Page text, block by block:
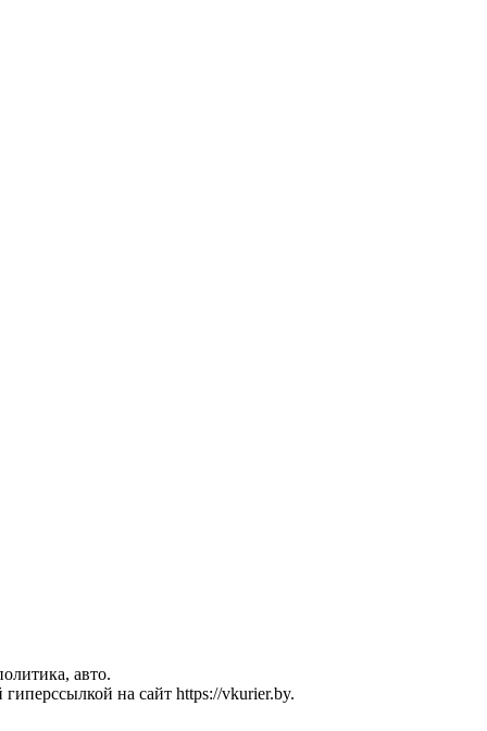
авто.
на сайт https://vkurier.by.